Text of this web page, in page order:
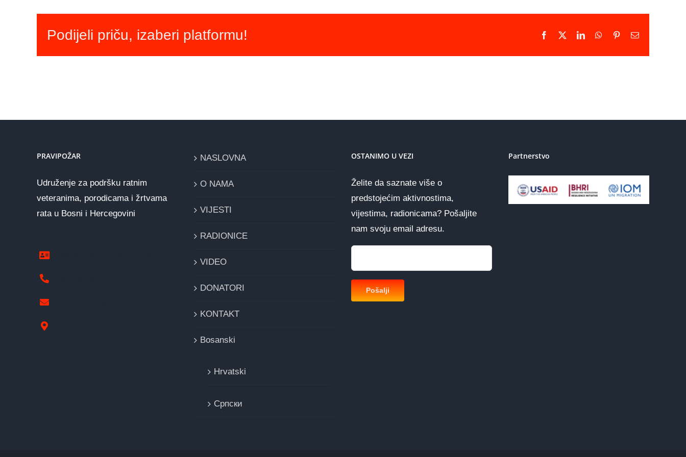
Podijeli priču, izaberi platformu! Facebook LinkedInWhatsApp
PinterestEmail
PRAVIPOŽAR
Udruženje za podršku ratnim
veteranima, porodicama i žrtvama
rata u Bosni i Hercegovini
NASLOVNA
O NAMA
VIJESTI
RADIONICE
VIDEO
DONATORI
KONTAKT
Bosanski
Hrvatski
Cрпски
OSTANIMO U VEZI
Želite da saznate više o
predstojećim aktivnostima,
vijestima, radionicama? Pošaljite
nam svoju email adresu.
Partnerstvo